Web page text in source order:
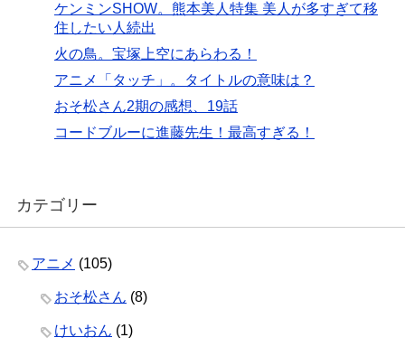
ケンミンSHOW。熊本美人特集 美人が多すぎて移
住したい人続出
火の鳥。宝塚上空にあらわる！
アニメ「タッチ」。タイトルの意味は？
おそ松さん2期の感想、19話
コードブルーに進藤先生！最高すぎる！
カテゴリー
アニメ (105)
おそ松さん (8)
けいおん (1)